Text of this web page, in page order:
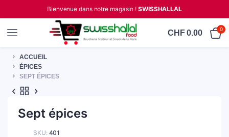
Bienvenue dans notre magasin ! SWISSHALLAL
CHF0.00 0
ACCUEIL
ÉPICES
SEPT ÉPICES
Sept épices
SKU: 401